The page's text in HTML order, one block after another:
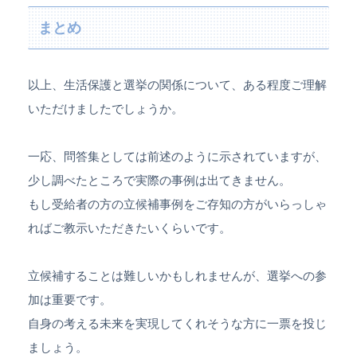
まとめ
以上、生活保護と選挙の関係について、ある程度ご理解
いただけましたでしょうか。
一応、問答集としては前述のように示されていますが、
少し調べたところで実際の事例は出てきません。
もし受給者の方の立候補事例をご存知の方がいらっしゃ
ればご教示いただきたいくらいです。
立候補することは難しいかもしれませんが、選挙への参
加は重要です。
自身の考える未来を実現してくれそうな方に一票を投じ
ましょう。